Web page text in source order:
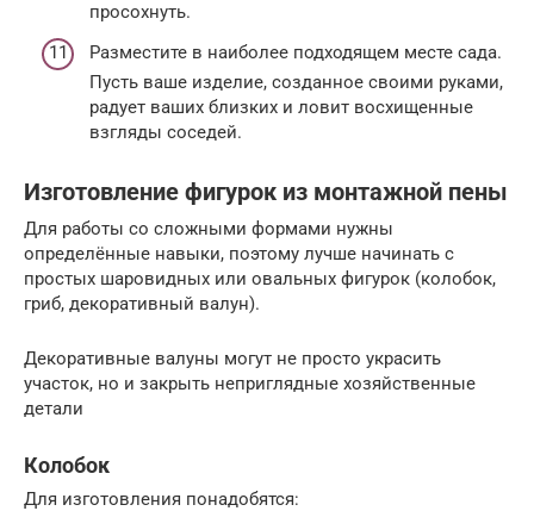
просохнуть.
Разместите в наиболее подходящем месте сада.
Пусть ваше изделие, созданное своими руками,
радует ваших близких и ловит восхищенные
взгляды соседей.
Изготовление фигурок из монтажной пены
Для работы со сложными формами нужны
определённые навыки, поэтому лучше начинать с
простых шаровидных или овальных фигурок (колобок,
гриб, декоративный валун).
Декоративные валуны могут не просто украсить
участок, но и закрыть неприглядные хозяйственные
детали
Колобок
Для изготовления понадобятся: